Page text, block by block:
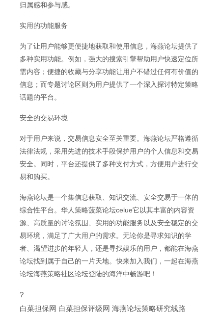
归属感和参与感。
实用的功能服务
为了让用户能够更便捷地获取和使用信息，海燕论坛提供了
多种实用功能。例如，强大的搜索引擎帮助用户快速定位所
需内容；便捷的收藏与分享功能让用户不错过任何有价值的
信息；而专题讨论区则为用户提供了一个深入探讨特定策略
话题的平台。
安全的交易环境
对于用户来说，交易信息安全至关重要。海燕论坛严格遵循
法律法规，采用先进的技术手段保护用户的个人信息和交易
安全。同时，平台还提供了多种支付方式，方便用户进行交
易和购买。
海燕论坛是一个集信息获取、知识交流、安全交易于一体的
综合性平台。华人策略菠菜论坛celue它以其丰富的内容资
源、高质量的讨论氛围、实用的功能服务以及安全稳定的交
易环境，满足了广大用户的需求。无论你是寻求知识的学
者、渴望进步的年轻人，还是寻找娱乐的用户，都能在海燕
论坛找到属于自己的一片天地。快来加入我们，一起在海燕
论坛海燕策略社区论坛登陆的海洋中畅游吧！
?
白菜担保网 白菜担保评级网 海燕论坛策略研究线路